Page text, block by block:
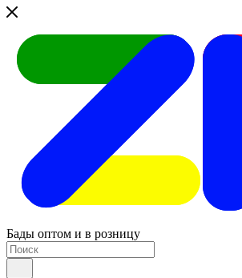
Бады оптом и в розницу